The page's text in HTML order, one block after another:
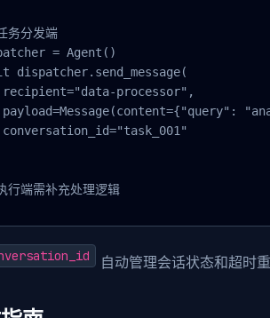
务分发端
= Agent()
dispatcher.send_message(
processor",
payload=Message(content={"query":
行端需补充处理逻辑
自动管理会话状态和超时